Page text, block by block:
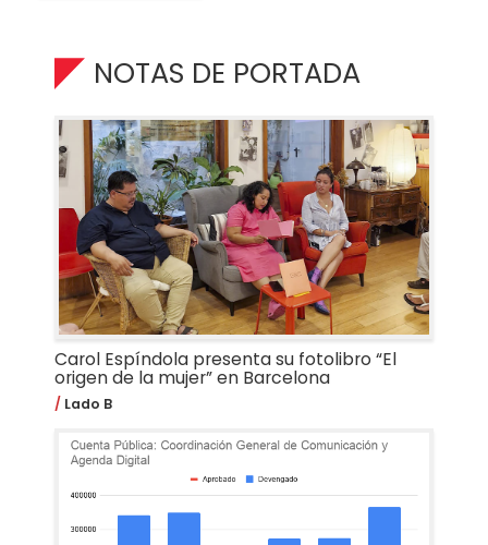
NOTAS DE PORTADA
Carol Espíndola presenta su fotolibro “El
origen de la mujer” en Barcelona
Lado B